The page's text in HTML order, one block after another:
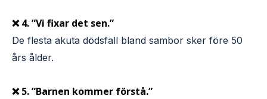
❌ 4. ”Vi fixar det sen.”
De flesta akuta dödsfall bland sambor sker före 50
års ålder.
❌ 5. ”Barnen kommer förstå.”